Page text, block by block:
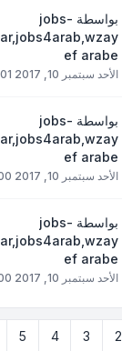
بواسطة jobs-
ef arabe
الأحد سبتمبر 10, 2017 9:01 am
بواسطة jobs-
ef arabe
الأحد سبتمبر 10, 2017 9:00 am
بواسطة jobs-
ef arabe
الأحد سبتمبر 10, 2017 9:00 am
13
2
3
4
5